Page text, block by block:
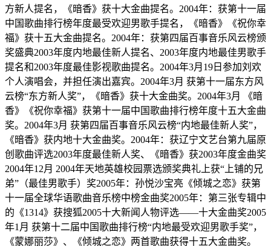
方新人提名，《暗香》获十大金曲提名。2004年：获第十一届
中国歌曲排行榜年度最受欢迎男歌手提名，《暗香》《祝你幸
福》获十五大金曲提名。2004年：获第四届百事音乐风云榜颁
奖盛典2003年度内地最佳新人提名、2003年度内地最佳男歌手
提名和2003年度最佳影视歌曲提名。2004年3月19日参加刘欢
个人演唱会，并担任演出嘉宾。2004年3月 获第十一届东方风
云榜“东方新人奖”，《暗香》获十大金曲奖。2004年3月 《暗
香》《祝你幸福》获第十一届中国歌曲排行榜年度十五大金曲
奖。2004年3月 获第四届百事音乐风云榜“内地最佳新人奖”，
《暗香》获内地十大金曲奖。2004年：获辽宁文艺台第九届原
创歌曲评选2003年度最佳新人奖、《暗香》获2003年度金曲奖
2004年12月 2004年天地英雄校园票选颁奖典礼上获“上铺的兄
弟”（最佳男歌手）奖2005年：孙悦沙宝亮《倾城之恋》获第
十一届全球华语歌曲音乐榜中榜金曲奖2005年：第三张专辑中
的《1314》获搜狐2005十大新闻人物评选——十大金曲奖2005
年1月 获第十二届中国歌曲排行榜“内地最受欢迎男歌手奖”，
《蒙娜丽莎》、《倾城之恋》两首歌曲获得十五大金曲奖。